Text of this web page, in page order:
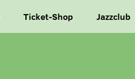
Ticket-Shop Jazzclub